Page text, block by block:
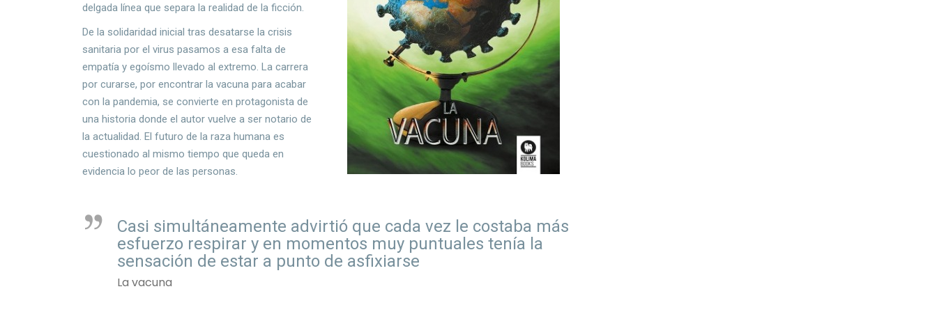
delgada línea que separa la realidad de la ficción.
De la solidaridad inicial tras desatarse la crisis
sanitaria por el virus pasamos a esa falta de
empatía y egoísmo llevado al extremo. La carrera
por curarse, por encontrar la vacuna para acabar
con la pandemia, se convierte en protagonista de
una historia donde el autor vuelve a ser notario de
la actualidad. El futuro de la raza humana es
cuestionado al mismo tiempo que queda en
evidencia lo peor de las personas.
Casi simultáneamente advirtió que cada vez le costaba más
esfuerzo respirar y en momentos muy puntuales tenía la
sensación de estar a punto de asfixiarse
La vacuna